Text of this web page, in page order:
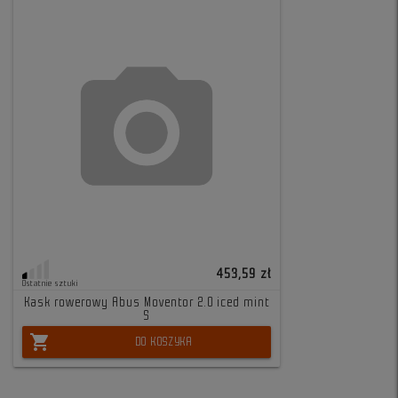
Ostatnie sztuki
453,59 zł
Kask rowerowy Abus Moventor 2.0 iced mint
S
shopping_cart DO KOSZYKA